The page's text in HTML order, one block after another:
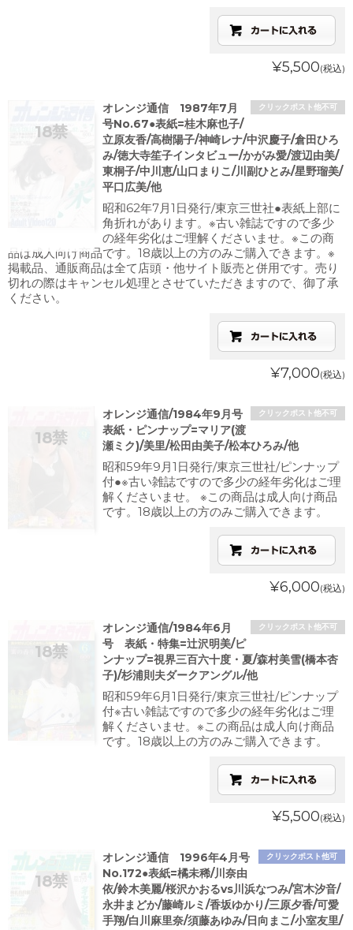
¥5,500(税込)
クリックポスト他不可
オレンジ通信 1987年7月
号No.67●表紙=桂木麻也子/
立原友香/高樹陽子/神崎レナ/中沢慶子/倉田ひろ
み/徳大寺笙子インタビュー/かがみ愛/渡辺由美/
東桐子/中川恵/山口まりこ/川副ひとみ/星野瑠美/
平口広美/他
昭和62年7月1日発行/東京三世社●表紙上部に
角折れがあります。※古い雑誌ですので多少
の経年劣化はご理解くださいませ。※この商
品は成人向け商品です。18歳以上の方のみご購入できます。※
掲載品、通販商品は全て店頭・他サイト販売と併用です。売り
切れの際はキャンセル処理とさせていただきますので、御了承
ください。
¥7,000(税込)
クリックポスト他不可
オレンジ通信/1984年9月号
表紙・ピンナップ=マリア(渡
瀬ミク)/美里/松田由美子/松本ひろみ/他
昭和59年9月1日発行/東京三世社/ピンナップ
付●※古い雑誌ですので多少の経年劣化はご理
解くださいませ。 ※この商品は成人向け商品
です。18歳以上の方のみご購入できます。
¥6,000(税込)
クリックポスト他不可
オレンジ通信/1984年6月
号 表紙・特集=辻沢明美/ピ
ンナップ=視界三百六十度・夏/森村美雪(橋本杏
子)/杉浦則夫ダークアングル/他
昭和59年6月1日発行/東京三世社/ピンナップ
付※古い雑誌ですので多少の経年劣化はご理
解くださいませ。※この商品は成人向け商品
です。18歳以上の方のみご購入できます。
¥5,500(税込)
クリックポスト他可
オレンジ通信 1996年4月号
No.172●表紙=橘未稀/川奈由
依/鈴木美麗/桜沢かおるvs川浜なつみ/宮木汐音/
永井まどか/藤崎ルミ/香坂ゆかり/三原夕香/可愛
手翔/白川麻里奈/須藤あゆみ/日向まこ/小室友里/